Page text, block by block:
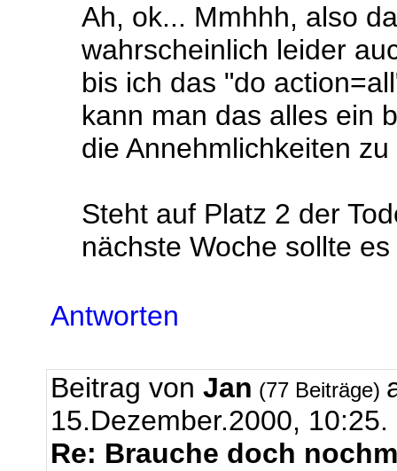
Ah, ok... Mmhhh, also
wahrscheinlich leider
bis ich das "do
kann man das alles ein
die Annehmlichkeiten
Steht auf Platz 2 der
nächste Woche sollte
Antworten
Beitrag von Jan (77 Beiträge)
15.Dezember.2000, 10:25.
Re: Brauche doch